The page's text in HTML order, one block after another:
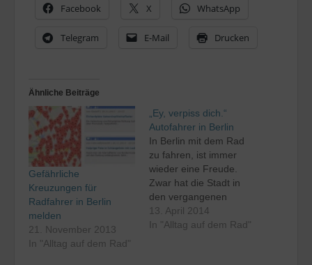
Facebook X WhatsApp
Telegram E-Mail Drucken
Ähnliche Beiträge
Gefährliche
Kreuzungen für
Radfahrer in Berlin
melden
21. November 2013
In "Alltag auf dem Rad"
„Ey, verpiss dich.“
Autofahrer in Berlin
In Berlin mit dem Rad
zu fahren, ist immer
wieder eine Freude.
Zwar hat die Stadt in
den vergangenen
Jahren eine Menge für
die Fahrrad-
13. April 2014
In "Alltag auf dem Rad"